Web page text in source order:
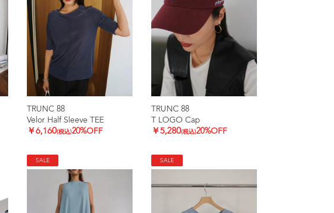
TRUNC 88
Velor Half Sleeve TEE
￥6,160(税込)20%OFF
TRUNC 88
T LOGO Cap
￥5,280(税込)20%OFF
SALE SALE